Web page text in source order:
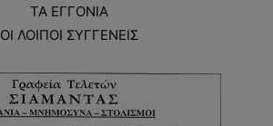
ΤΑ ΕΓΓΟΝΙΑ
ΟΙ ΛΟΙΠΟΙ ΣΥΓΓΕΝΕΙΣ